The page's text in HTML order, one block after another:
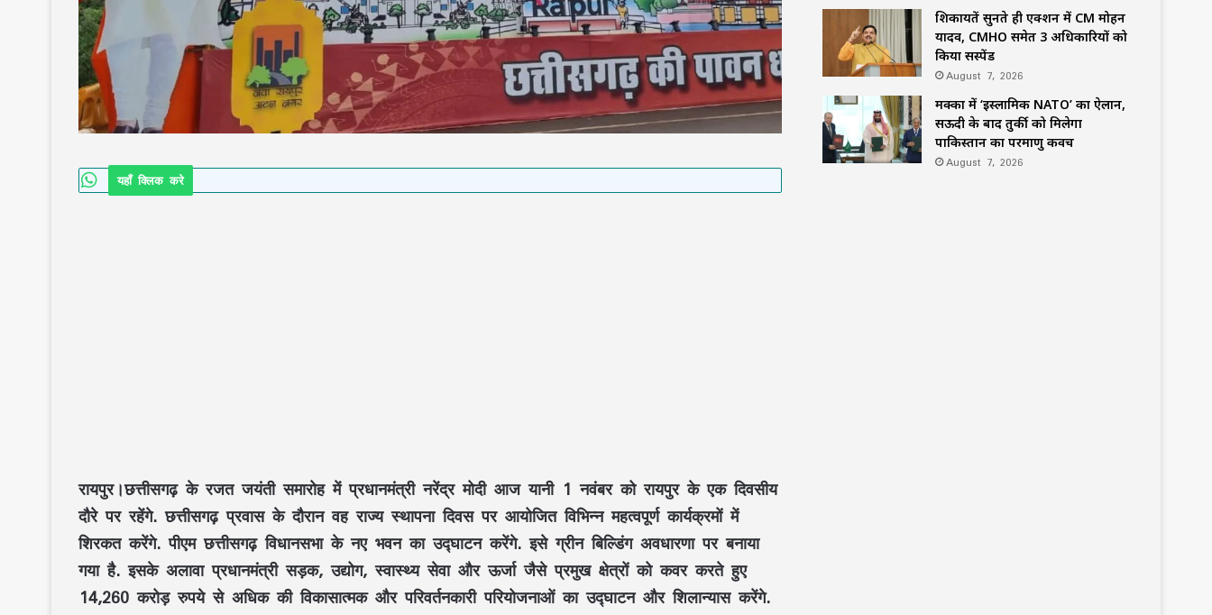
यहाँ क्लिक करे
रायपुर।छत्तीसगढ़ के रजत जयंती समारोह में प्रधानमंत्री नरेंद्र मोदी आज यानी 1 नवंबर को रायपुर के एक दिवसीय
दौरे पर रहेंगे. छत्तीसगढ़ प्रवास के दौरान वह राज्य स्थापना दिवस पर आयोजित विभिन्न महत्वपूर्ण कार्यक्रमों में
शिरकत करेंगे. पीएम छत्तीसगढ़ विधानसभा के नए भवन का उद्घाटन करेंगे. इसे ग्रीन बिल्डिंग अवधारणा पर बनाया
गया है. इसके अलावा प्रधानमंत्री सड़क, उद्योग, स्वास्थ्य सेवा और ऊर्जा जैसे प्रमुख क्षेत्रों को कवर करते हुए
14,260 करोड़ रुपये से अधिक की विकासात्मक और परिवर्तनकारी परियोजनाओं का उद्घाटन और शिलान्यास करेंगे.
शिकायतें सुनते ही एक्शन में CM मोहन
यादव, CMHO समेत 3 अधिकारियों को
किया सस्पेंड
August 7, 2026
मक्का में ‘इस्लामिक NATO’ का ऐलान,
सऊदी के बाद तुर्की को मिलेगा
पाकिस्तान का परमाणु कवच
August 7, 2026